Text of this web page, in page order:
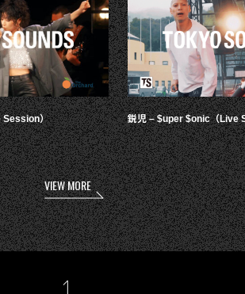
Session） 鋭児 – $uper $onic（Live
VIEW MORE